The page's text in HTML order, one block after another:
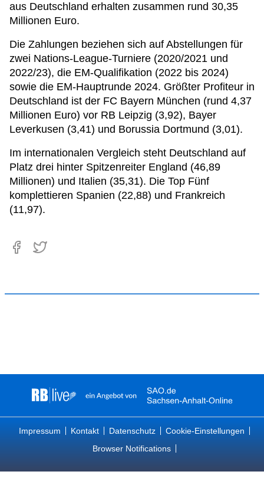
aus Deutschland erhalten zusammen rund 30,35
Millionen Euro.
Die Zahlungen beziehen sich auf Abstellungen für
zwei Nations-League-Turniere (2020/2021 und
2022/23), die EM-Qualifikation (2022 bis 2024)
sowie die EM-Hauptrunde 2024. Größter Profiteur in
Deutschland ist der FC Bayern München (rund 4,37
Millionen Euro) vor RB Leipzig (3,92), Bayer
Leverkusen (3,41) und Borussia Dortmund (3,01).
Im internationalen Vergleich steht Deutschland auf
Platz drei hinter Spitzenreiter England (46,89
Millionen) und Italien (35,31). Die Top Fünf
komplettieren Spanien (22,88) und Frankreich
(11,97).
Impressum Kontakt Datenschutz
Cookie-Einstellungen
Browser Notifications